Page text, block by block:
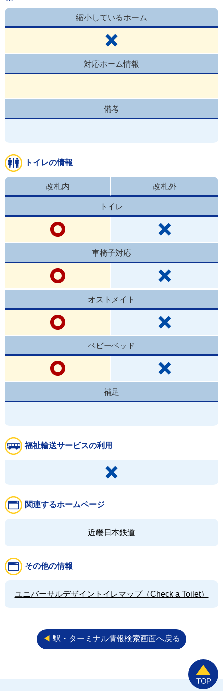
縮小しているホーム
対応ホーム情報
備考
トイレの情報
改札内 改札外
トイレ
車椅子対応
オストメイト
ベビーベッド
補足
福祉輸送サービスの利用
関連するホームページ
近畿日本鉄道
その他の情報
ユニバーサルデザイントイレマップ（Check a Toilet）
◀︎ 駅・ターミナル情報検索画面へ戻る